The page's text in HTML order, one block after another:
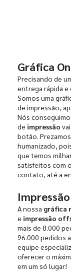
Gráfica
Precisando de
entrega rápida e
Somos uma
de impressão,
Nós
de impressão
botão.
humanizado,
que temos
satisfeitos com
contato, até a
A nossa gráfica
e impressão
mais de 8.000
96.000 pedidos
equipe
oferecer o
em um só lugar!